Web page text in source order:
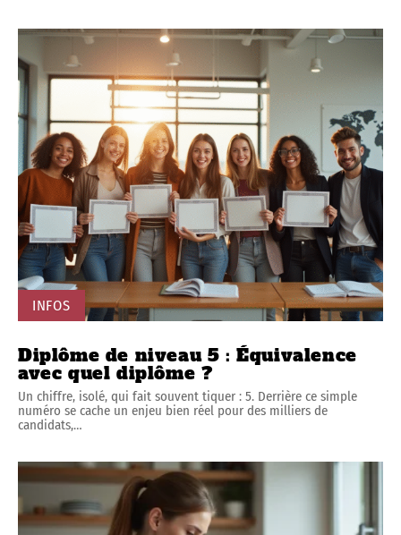
INFOS
Diplôme de niveau 5 : Équivalence
avec quel diplôme ?
Un chiffre, isolé, qui fait souvent tiquer : 5. Derrière ce simple
numéro se cache un enjeu bien réel pour des milliers de
candidats,…